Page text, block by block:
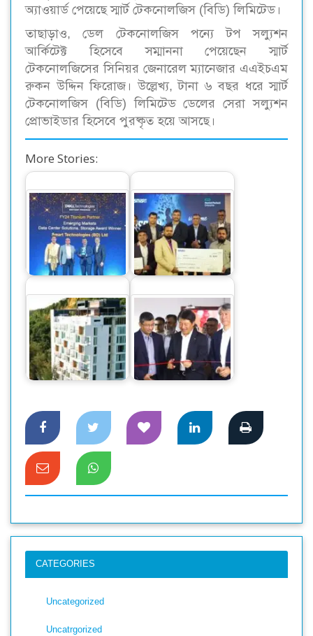
অ্যাওয়ার্ড পেয়েছে স্মার্ট টেকনোলজিস (বিডি) লিমিটেড।
তাছাড়াও, ডেল টেকনোলজিস পন্যে টপ সল্যুশন
আর্কিটেক্ট হিসেবে সম্মাননা পেয়েছেন স্মার্ট
টেকনোলজিসের সিনিয়র জেনারেল ম্যানেজার এএইচএম
রুকন উদ্দিন ফিরোজ। উল্লেখ্য, টানা ৬ বছর ধরে স্মার্ট
টেকনোলজিস (বিডি) লিমিটেড ডেলের সেরা সল্যুশন
প্রোভাইডার হিসেবে পুরষ্কৃত হয়ে আসছে।
More Stories:
দক্ষিণ এশিয়া অঞ্চলে
ডেলের সেরা পরিবেশক
হলো স্মার্ট…
কাজের স্বীকৃতি পেলেন
স্মার্ট কর্মকর্তাগন
শিগগিরই উদ্বোধন হতে
যাচ্ছে হোটেল ‘বেস্ট
ওয়েস্টার্ন…
ক্যানন বিজনেস সেন্টার
উদ্বোধন হলো ঢাকায়
CATEGORIES
Uncategorized
Uncatrgorized